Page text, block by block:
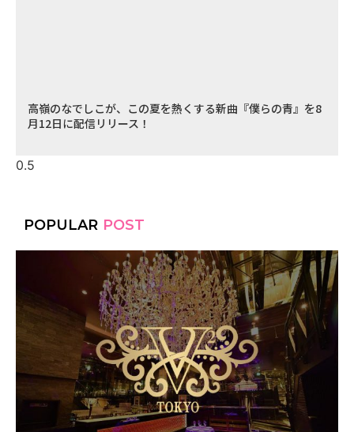
高嶺のなでしこが、この夏を熱くする新曲『僕らの青』を8
月12日に配信リリース！
POPULAR POST